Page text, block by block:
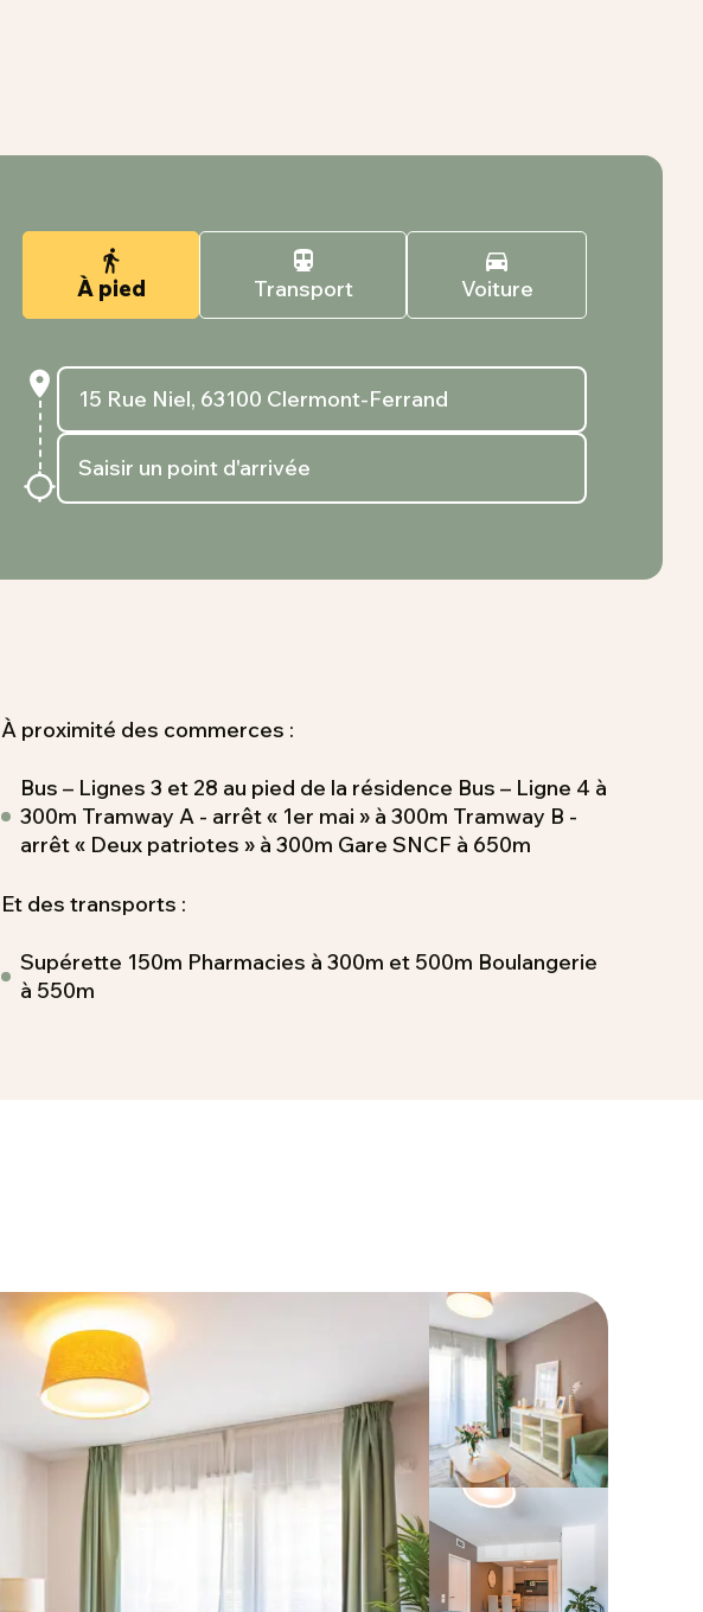
À pied Transport Voiture
À proximité des commerces :
Bus – Lignes 3 et 28 au pied de la résidence Bus – Ligne 4 à
300m Tramway A - arrêt « 1er mai » à 300m Tramway B -
arrêt « Deux patriotes » à 300m Gare SNCF à 650m
Et des transports :
Supérette 150m Pharmacies à 300m et 500m Boulangerie
à 550m